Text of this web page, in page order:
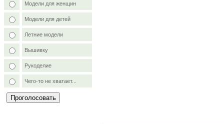
Модели для женщин
Модели для детей
Летние модели
Вышивку
Рукоделие
Чего-то не хватает...